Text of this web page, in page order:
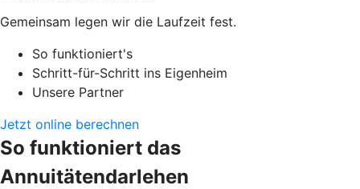
Gemeinsam legen wir die Laufzeit fest.
So funktioniert's
Schritt-für-Schritt ins Eigenheim
Unsere Partner
Jetzt online berechnen
So funktioniert das
Annuitätendarlehen